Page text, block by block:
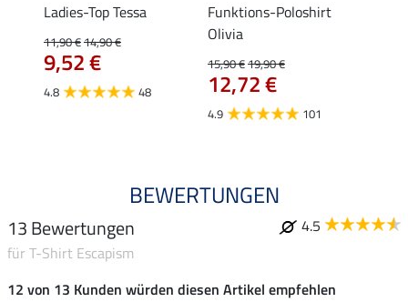
Ladies-Top Tessa
11,90 €14,90 €
9,52 €
4.8 48
Funktions-Poloshirt
Olivia
15,90 €19,90 €
12,72 €
4.9 101
BEWERTUNGEN
13 Bewertungen
4.5
für T-Shirt Escapism
12 von 13 Kunden würden diesen Artikel empfehlen